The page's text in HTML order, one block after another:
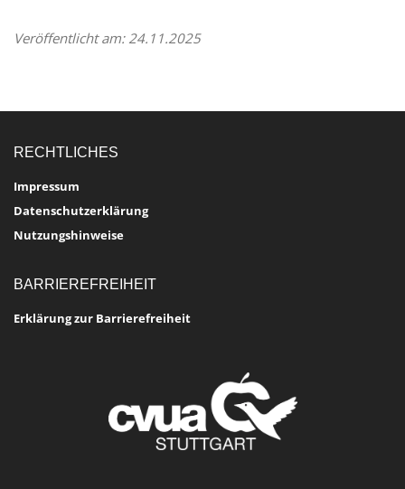
Veröffentlicht am: 24.11.2025
RECHTLICHES
Impressum
Datenschutzerklärung
Nutzungshinweise
BARRIEREFREIHEIT
Erklärung zur Barrierefreiheit